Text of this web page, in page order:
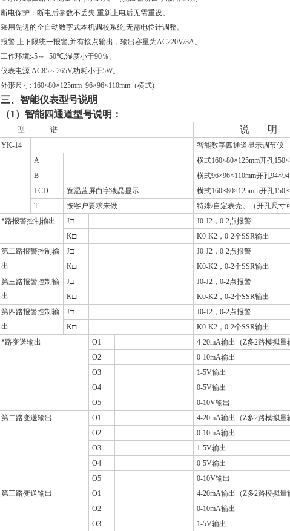
断电保护：断电后参数不丢失,重新上电后无需重设。
采用先进的全自动数字式本机调校系统,无需电位计调整。
报警:上下限统一报警,并有接点输出，输出容量为AC220V/3A。
工作环境:-5～+50℃,湿度小于90％。
仪表电源:AC85～265V,功耗小于5W。
外形尺寸: 160×80×125mm 96×96×110mm （横式)
三、智能仪表型号说明
（1）智能四通道型号说明：
型 谱 说 明
YK-14
智能数字四通道显示调节仪
A
横式160×80×125mm开孔150
B
横式96×96×110mm开孔94×94
LCD
宽温蓝屏白字液晶显示 横式160×80×125mm开孔150
T
按客户要求来做 特殊/自定表壳。（开孔尺寸
*路报警控制输出
J□ J0-J2 ，0-2点报警
K□ K0-K2 ，0-2个SSR输出
第二路报警控制输
出
J□ J0-J2 ，0-2点报警
K□ K0-K2 ，0-2个SSR输出
第三路报警控制输
出
J□ J0-J2 ，0-2点报警
K□ K0-K2 ，0-2个SSR输出
第四路报警控制输
出
J□ J0-J2 ，0-2点报警
K□ K0-K2 ，0-2个SSR输出
*路变送输出
O1 4-20mA输出（Z多2路模拟量
O2
0-10mA输出
O3
1-5V输出
O4
0-5V输出
O5
0-10V输出
第二路变送输出
O1 4-20mA输出（Z多2路模拟量
O2
0-10mA输出
O3
1-5V输出
O4
0-5V输出
O5
0-10V输出
第三路变送输出
O1 4-20mA输出（Z多2路模拟量
O2
0-10mA输出
O3
1-5V输出